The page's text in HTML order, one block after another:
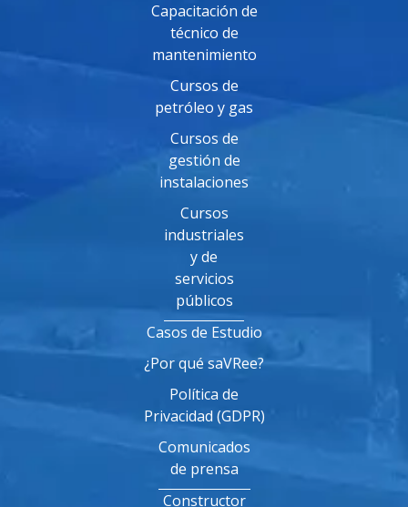
Capacitación de
técnico de
mantenimiento
Cursos de
petróleo y gas
Cursos de
gestión de
instalaciones
Cursos
industriales
y de
servicios
públicos
Casos de Estudio
¿Por qué saVRee?
Política de
Privacidad (GDPR)
Comunicados
de prensa
Constructor